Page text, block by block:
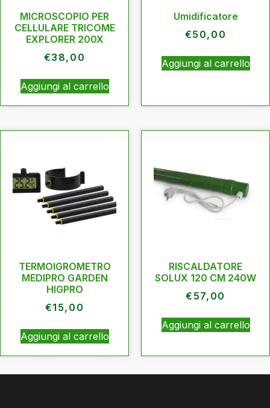
MICROSCOPIO PER
CELLULARE TRICOME
EXPLORER 200X
€38,00
Aggiungi al carrello
Umidificatore
€50,00
Aggiungi al carrello
TERMOIGROMETRO
MEDIPRO GARDEN
HIGPRO
€15,00
Aggiungi al carrello
RISCALDATORE
SOLUX 120 CM 240W
€ 57,00
Aggiungi al carrello